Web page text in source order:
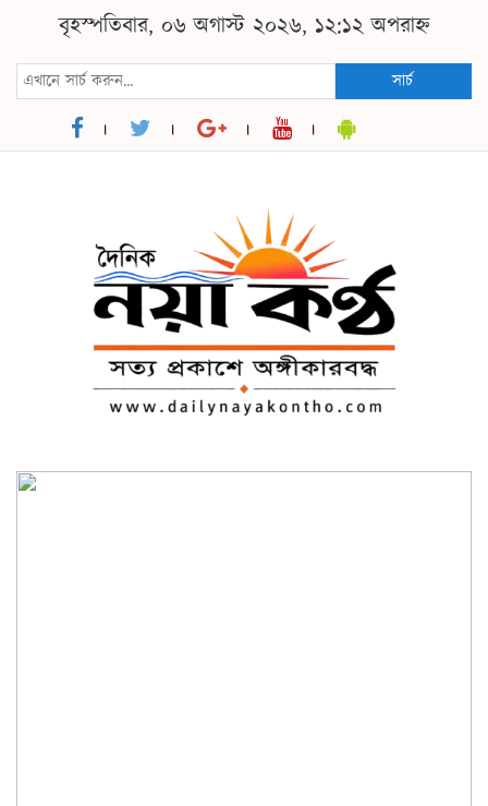
বৃহস্পতিবার, ০৬ অগাস্ট ২০২৬, ১২:১২ অপরাহ্ন
সার্চ